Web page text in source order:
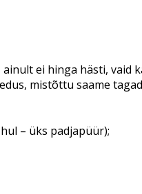
ei hinga hästi, vaid
mistõttu saame
– üks padjapüür);